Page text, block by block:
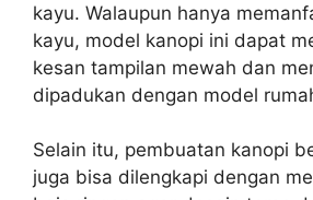
kayu. Walaupun hanya
kayu, model kanopi ini dapat
kesan tampilan mewah dan
dipadukan dengan model
Selain itu, pembuatan kanopi
juga bisa dilengkapi dengan